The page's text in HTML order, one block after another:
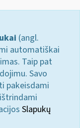
(angl.
automatiškai
Taip pat
Savo
pakeisdami
Slapukų